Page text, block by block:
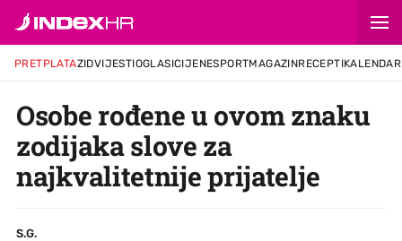
PRETPLATAZIDVIJESTIOGLASICIJENESPORTMAGAZINRECEPTIKALENDAR
Osobe rođene u ovom znaku
zodijaka slove za
najkvalitetnije prijatelje
S.G.